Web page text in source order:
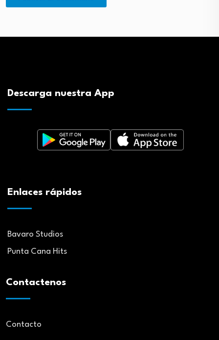
Descarga nuestra App
Enlaces rápidos
Bavaro Studios
Punta Cana Hits
Contactenos
Contacto